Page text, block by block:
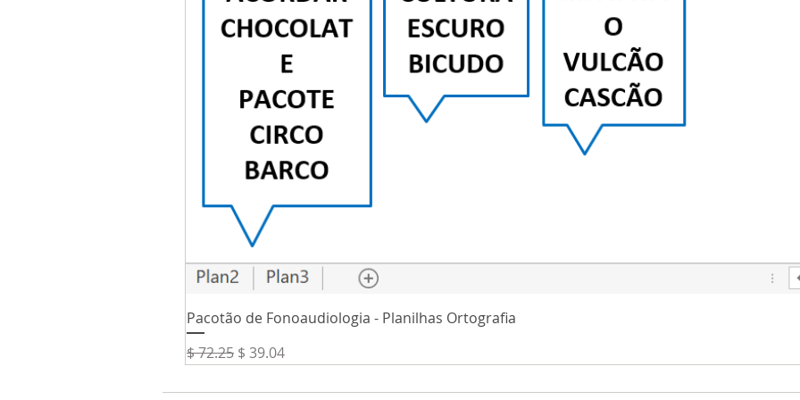
Pacotão de Fonoaudiologia - Planilhas Ortografia
Precio
$ 72.25 Precio de oferta
$ 39.04